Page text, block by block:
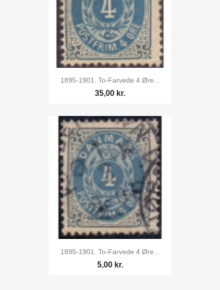
1895-1901. To-Farvede 4 Øre...
35,00 kr.
1895-1901. To-Farvede 4 Øre...
5,00 kr.